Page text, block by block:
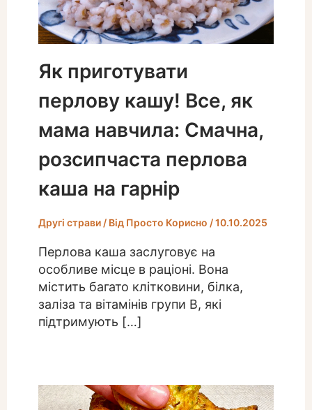
Як приготувати
перлову кашу! Все, як
мама навчила: Смачна,
розсипчаста перлова
каша на гарнір
Другі страви/ Від Просто Корисно /10.10.2025
Перлова каша заслуговує на
особливе місце в раціоні. Вона
містить багато клітковини, білка,
заліза та вітамінів групи B, які
підтримують […]